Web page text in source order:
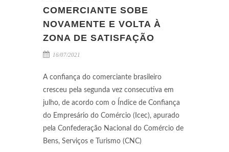
COMERCIANTE SOBE
NOVAMENTE E VOLTA À
ZONA DE SATISFAÇÃO
16/07/2021
A confiança do comerciante brasileiro
cresceu pela segunda vez consecutiva em
julho, de acordo com o Índice de Confiança
do Empresário do Comércio (Icec), apurado
pela Confederação Nacional do Comércio de
Bens, Serviços e Turismo (CNC)